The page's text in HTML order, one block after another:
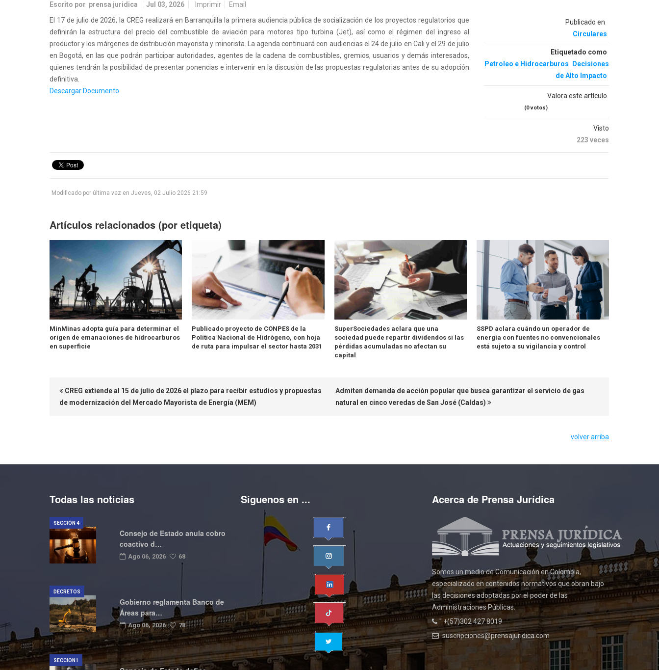
Escrito por prensa juridica Jul 03, 2026 Imprimir Email
Publicado en
Circulares
Etiquetado como
Petroleo e Hidrocarburos
Decisiones
de Alto Impacto
Valora este artículo
(0 votos)
Visto
223 veces
El 17 de julio de 2026, la CREG realizará en Barranquilla la primera audiencia pública de socialización de los proyectos regulatorios que
definirán la estructura del precio del combustible de aviación para motores tipo turbina (Jet), así como el régimen del ingreso al
productor y los márgenes de distribución mayorista y minorista. La agenda continuará con audiencias el 24 de julio en Cali y el 29 de julio
en Bogotá, en las que podrán participar autoridades, agentes de la cadena de combustibles, gremios, usuarios y demás interesados,
quienes tendrán la posibilidad de presentar ponencias e intervenir en la discusión de las propuestas regulatorias antes de su adopción
definitiva.
Descargar Documento
Modificado por última vez en Jueves, 02 Julio 2026 21:59
Artículos relacionados (por etiqueta)
MinMinas adopta guía para determinar el
origen de emanaciones de hidrocarburos
en superficie
Publicado proyecto de CONPES de la
Política Nacional de Hidrógeno, con hoja
de ruta para impulsar el sector hasta 2031
SuperSociedades aclara que una
sociedad puede repartir dividendos si las
pérdidas acumuladas no afectan su
capital
SSPD aclara cuándo un operador de
energía con fuentes no convencionales
está sujeto a su vigilancia y control
CREG extiende al 15 de julio de 2026 el plazo para recibir estudios y propuestas
de modernización del Mercado Mayorista de Energía (MEM)
Admiten demanda de acción popular que busca garantizar el servicio de gas
natural en cinco veredas de San José (Caldas)
volver arriba
Todas las noticias
Consejo de Estado anula cobro
coactivo d…
Ago 06, 2026 68
SECCIÓN 4
Gobierno reglamenta Banco de
Áreas para…
Ago 06, 2026 78
DECRETOS
SECCION1
Siguenos en ... Acerca de Prensa Jurídica
Somos un medio de Comunicación en Colombia,
especializado en contenidos normativos que obran bajo
las decisiones adoptadas por el poder de las
Administraciones Públicas.
" +(57)302 427 8019
suscripciones@prensajuridica.com